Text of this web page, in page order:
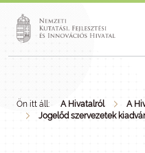
Ön itt áll: A Hivatalról A
Jogelőd szervezetek